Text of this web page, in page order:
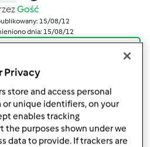
Gość
15/08/12
dnia: 15/08/12
się przepisem
wariant
Privacy
store and access personal
or unique identifiers, on your
enables tracking
the purposes shown under we
data to provide. If trackers are